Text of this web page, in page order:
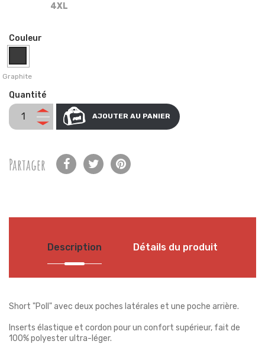
4XL
Couleur
Graphite
Quantité
AJOUTER AU PANIER
Partager
Description Détails du produit
Short "Poll" avec deux poches latérales et une poche arrière.
Inserts élastique et cordon pour un confort supérieur, fait de
100% polyester ultra-léger.